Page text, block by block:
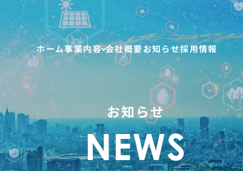
ホーム事業内容 会社概要お知らせ採用情報
お知らせ
NEWS